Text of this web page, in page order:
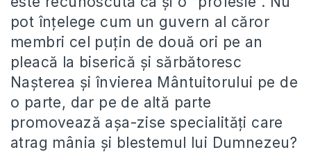
pot înțelege cum un guvern al căror
membri cel puțin de două ori pe an
pleacă la biserică și sărbătoresc
Nașterea și învierea Mântuitorului pe de
o parte, dar pe de altă parte
promovează așa-zise specialități care
atrag mânia și blestemul lui Dumnezeu?